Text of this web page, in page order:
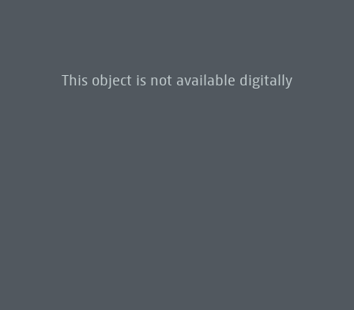
This object is not available digitally